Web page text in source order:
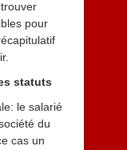
pour
statuts
le salarié
du
cas un